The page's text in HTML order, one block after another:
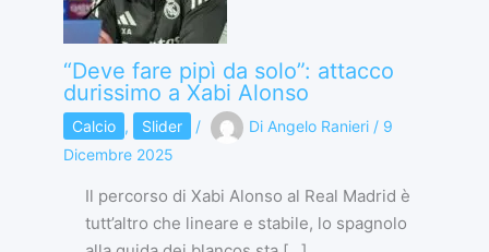
“Deve fare pipì da solo”: attacco
durissimo a Xabi Alonso
Calcio , Slider / Di Angelo Ranieri / 9
Dicembre 2025
Il percorso di Xabi Alonso al Real Madrid è
tutt’altro che lineare e stabile, lo spagnolo